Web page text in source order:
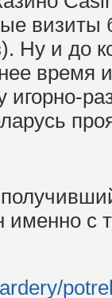
визиты
Ну и до
время
именно с